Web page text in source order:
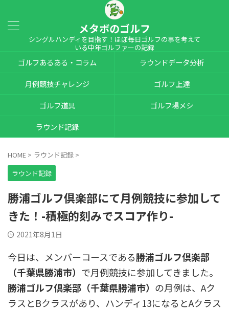
メタボのゴルフ
シングルハンディを目指す！ほぼ毎日ゴルフの事を考えて
いる中年ゴルファーの記録
ゴルフあるある・コラム
ラウンドデータ分析
月例競技チャレンジ
ゴルフ上達
ゴルフ道具
ゴルフ場メシ
ラウンド記録
HOME > ラウンド記録 >
ラウンド記録
勝浦ゴルフ倶楽部にて月例競技に参加して
きた！-積極的刻みでスコア作り-
2021年8月1日
今日は、メンバーコースである勝浦ゴルフ倶楽部
（千葉県勝浦市） で月例競技に参加してきました。
勝浦ゴルフ倶楽部（千葉県勝浦市） の月例は、Aク
ラスとBクラスがあり、ハンディ13になるとAクラス